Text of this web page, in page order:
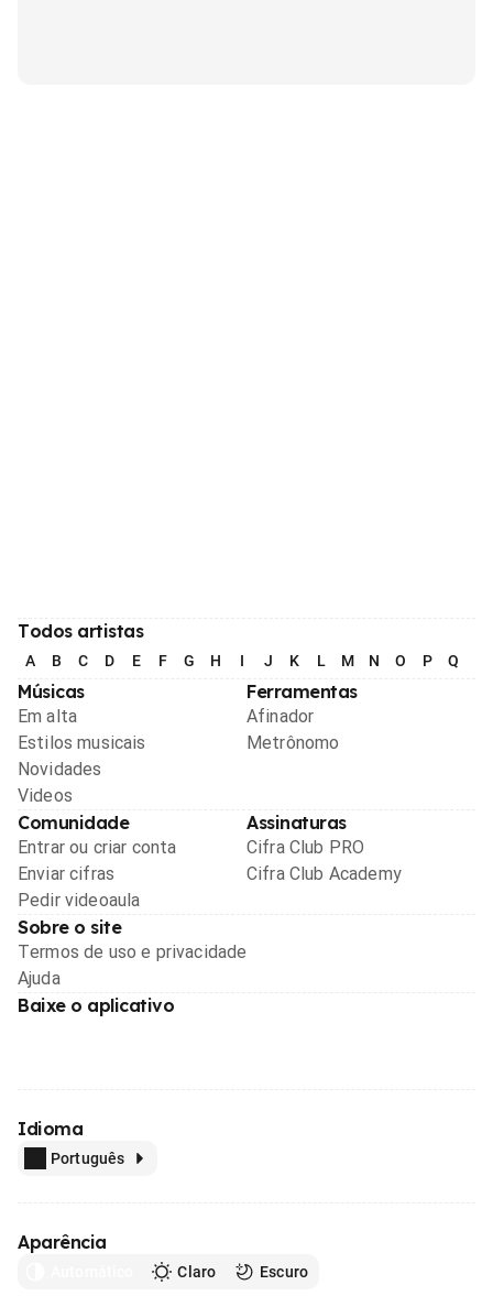
Todos artistas
A B C D E F G H I J K L M N O P Q
Músicas
Em alta
Estilos musicais
Novidades
Videos
Ferramentas
Afinador
Metrônomo
Comunidade
Entrar ou criar conta
Enviar cifras
Pedir videoaula
Assinaturas
Cifra Club PRO
Cifra Club Academy
Sobre o site
Termos de uso e privacidade
Ajuda
Baixe o aplicativo
Idioma
Português
Aparência
Claro Escuro